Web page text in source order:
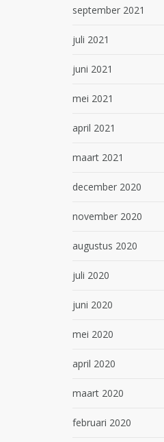
september 2021
juli 2021
juni 2021
mei 2021
april 2021
maart 2021
december 2020
november 2020
augustus 2020
juli 2020
juni 2020
mei 2020
april 2020
maart 2020
februari 2020